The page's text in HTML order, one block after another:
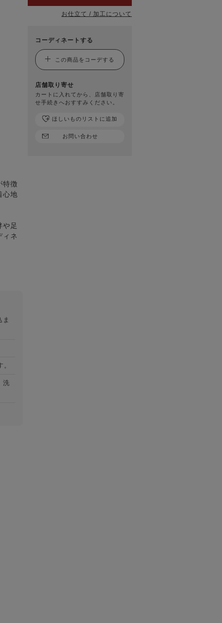
特徴
心地
や足
ィネ
洗
お仕立て / 加工について
コーディネートする
この商品をコーデする
店舗取り寄せ
カートに入れてから、店舗取り寄
せ手続きへおすすみください。
お問い合わせ
ほしいものリストに追加